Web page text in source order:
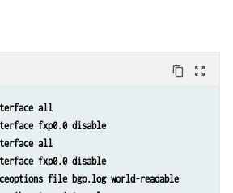
route-distinguisher 10.255.183.58:1
foo protocols l2vpn encapsulation-type
foo protocols l2vpn site foo site-identifier 1
foo protocols l2vpn site foo interface ge-2/0/
ibgp neighbor 192.0.2.4
all point-to-point
all level 2 metric 10
fxp0.0 disable
all
fxp0.0 disable
content_copy zoom_out_map
all
fxp0.0 disable
all
fxp0.0 disable
file bgp.log world-readable